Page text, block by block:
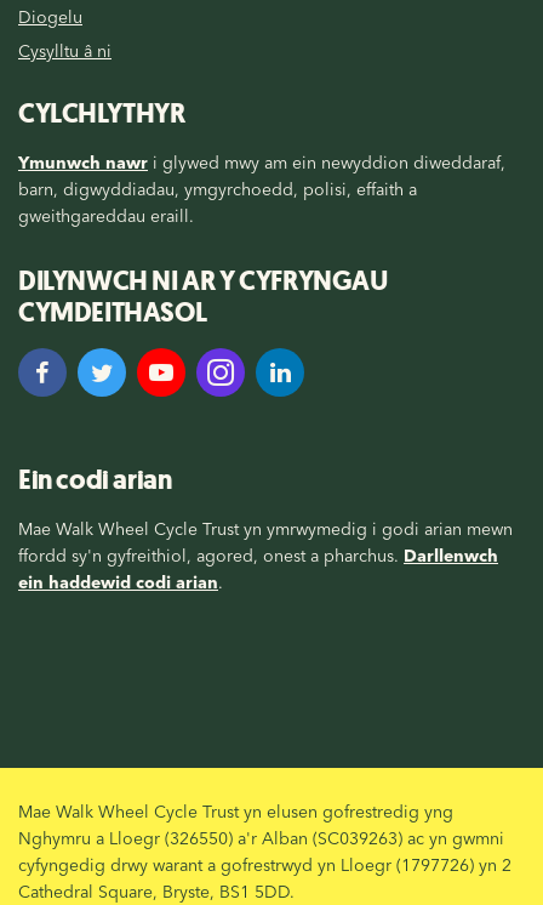
Diogelu
Cysylltu â ni
CYLCHLYTHYR
Ymunwch nawr i glywed mwy am ein newyddion diweddaraf,
barn, digwyddiadau, ymgyrchoedd, polisi, effaith a
gweithgareddau eraill.
DILYNWCH NI AR Y CYFRYNGAU
CYMDEITHASOL
Ein codi arian
Mae Walk Wheel Cycle Trust yn ymrwymedig i godi arian mewn
ffordd sy'n gyfreithiol, agored, onest a pharchus. Darllenwch
ein haddewid codi arian.
Mae Walk Wheel Cycle Trust yn elusen gofrestredig yng
Nghymru a Lloegr (326550) a'r Alban (SC039263) ac yn gwmni
cyfyngedig drwy warant a gofrestrwyd yn Lloegr (1797726) yn 2
Cathedral Square, Bryste, BS1 5DD.